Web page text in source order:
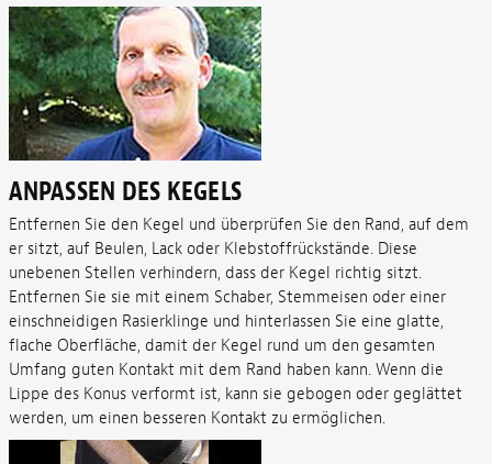
ANPASSEN DES KEGELS
Entfernen Sie den Kegel und überprüfen Sie den Rand, auf dem
er sitzt, auf Beulen, Lack oder Klebstoffrückstände. Diese
unebenen Stellen verhindern, dass der Kegel richtig sitzt.
Entfernen Sie sie mit einem Schaber, Stemmeisen oder einer
einschneidigen Rasierklinge und hinterlassen Sie eine glatte,
flache Oberfläche, damit der Kegel rund um den gesamten
Umfang guten Kontakt mit dem Rand haben kann. Wenn die
Lippe des Konus verformt ist, kann sie gebogen oder geglättet
werden, um einen besseren Kontakt zu ermöglichen.